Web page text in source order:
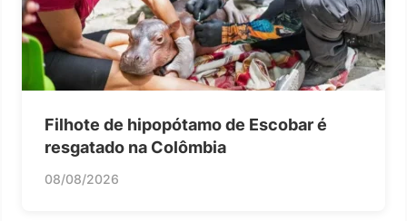
Filhote de hipopótamo de Escobar é
resgatado na Colômbia
08/08/2026